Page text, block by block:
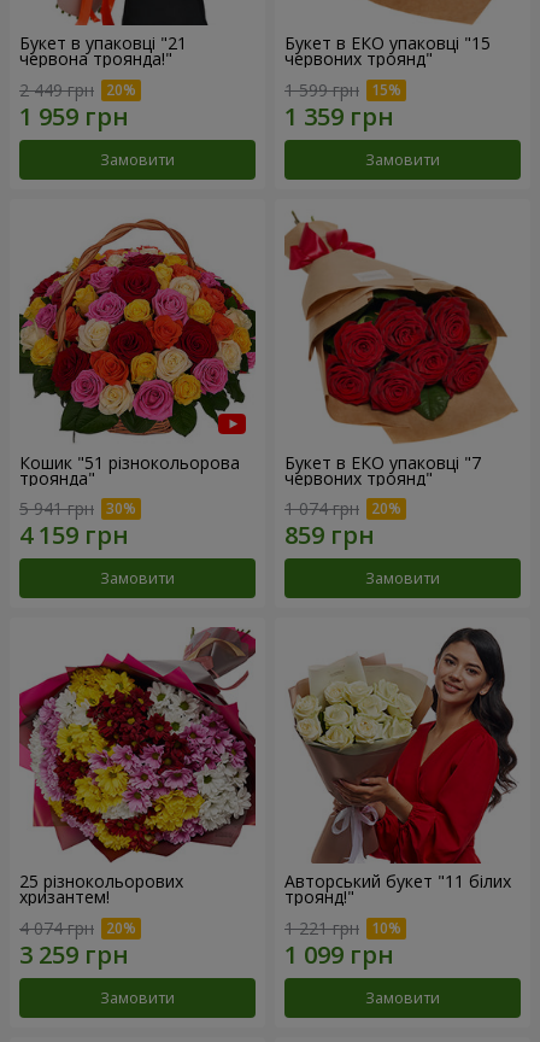
Букет в упаковці "21
червона троянда!"
2 449 грн
Замовити
Букет в ЕКО упаковці "15
червоних троянд"
1 599 грн
Замовити
Кошик "51 різнокольорова
троянда"
5 941 грн
Замовити
Букет в ЕКО упаковці "7
червоних троянд"
1 074 грн
Замовити
25 різнокольорових
хризантем!
4 074 грн
Замовити
Авторський букет "11 білих
троянд!"
1 221 грн
Замовити